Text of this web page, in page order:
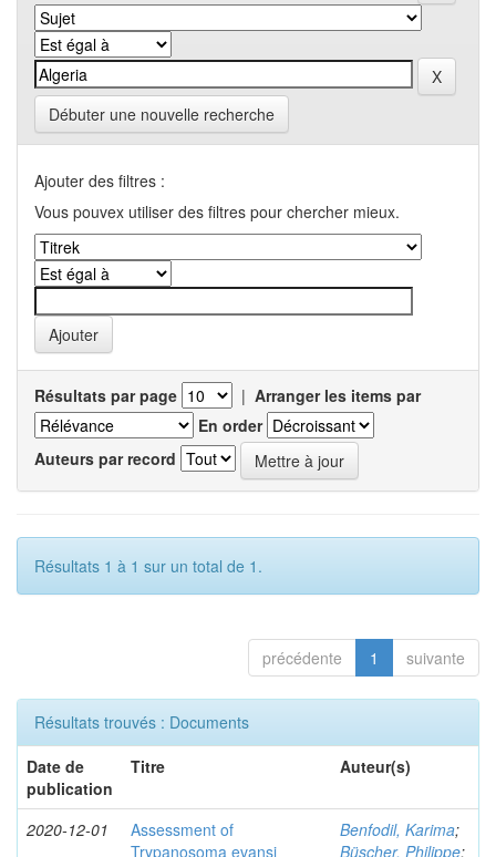
Débuter une nouvelle recherche
Ajouter des filtres :
Vous pouvex utiliser des filtres pour chercher mieux.
Résultats par page | Arranger les items par
En order
Auteurs par record
Résultats 1 à 1 sur un total de 1.
précédente 1 suivante
Résultats trouvés : Documents
Date de
publication
Titre Auteur(s)
2020-12-01
Assessment of
Trypanosoma evansi
Benfodil, Karima;
Büscher, Philippe;